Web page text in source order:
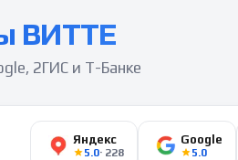
ВИТТЕ
2ГИС и Т-Банке
Яндекс
5.0· 228
Google
5.0